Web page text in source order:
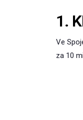
1.
Ve
za 10